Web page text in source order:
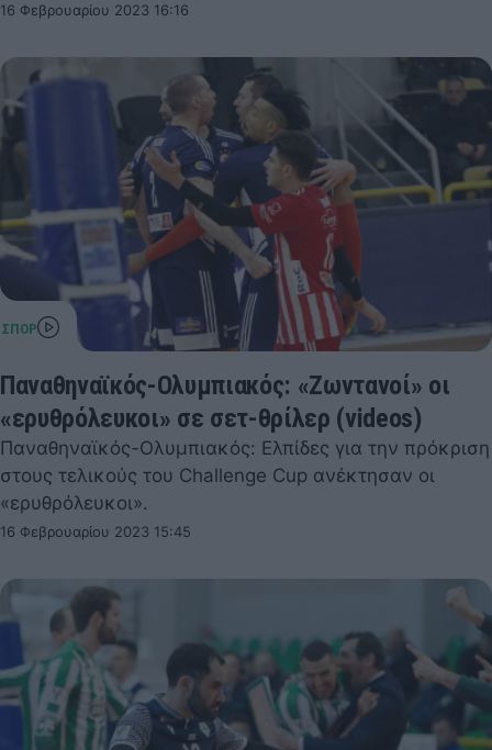
16 Φεβρουαρίου 2023 16:16
Παναθηναϊκός-Ολυμπιακός: «Ζωντανοί» οι
«ερυθρόλευκοι» σε σετ-θρίλερ (videos)
Παναθηναϊκός-Ολυμπιακός: Ελπίδες για την πρόκριση
στους τελικούς του Challenge Cup ανέκτησαν οι
«ερυθρόλευκοι».
16 Φεβρουαρίου 2023 15:45